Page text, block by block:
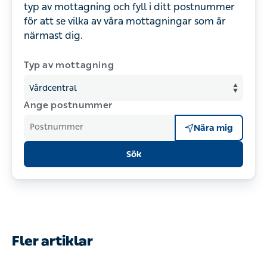
typ av mottagning och fyll i ditt postnummer
för att se vilka av våra mottagningar som är
närmast dig.
Typ av mottagning
Ange postnummer
Postnummer Nära mig
Sök
Fler artiklar